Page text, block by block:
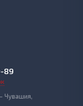
89
Чувашия,